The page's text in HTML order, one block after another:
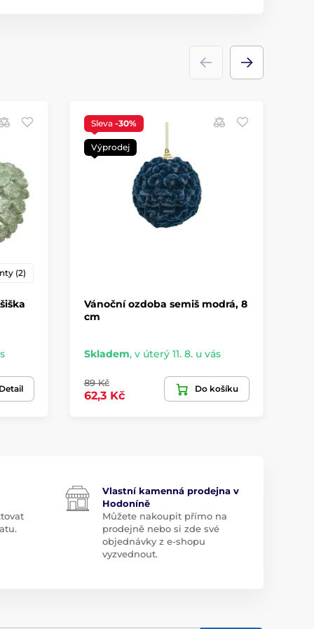
(2)
Detail
Sleva -30%
Výprodej
Vánoční ozdoba semiš modrá, 8
cm
Skladem, v úterý 11. 8. u vás
89 Kč
62,3 Kč
Do košíku
Vlastní kamenná prodejna v
Hodoníně
Můžete nakoupit přímo na
prodejně nebo si zde své
objednávky z e-shopu
vyzvednout.